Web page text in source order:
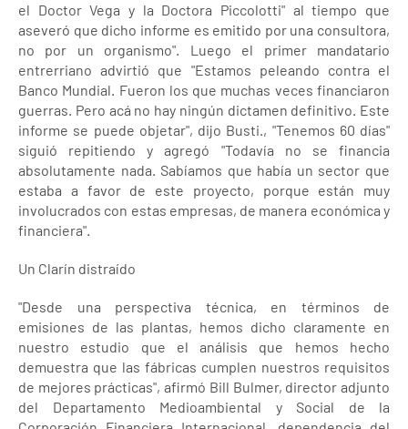
el Doctor Vega y la Doctora Piccolotti" al tiempo que
aseveró que dicho informe es emitido por una consultora,
no por un organismo". Luego el primer mandatario
entrerriano advirtió que "Estamos peleando contra el
Banco Mundial. Fueron los que muchas veces financiaron
guerras. Pero acá no hay ningún dictamen definitivo. Este
informe se puede objetar", dijo Busti., "Tenemos 60 días"
siguió repitiendo y agregó "Todavía no se financia
absolutamente nada. Sabíamos que había un sector que
estaba a favor de este proyecto, porque están muy
involucrados con estas empresas, de manera económica y
financiera".
Un Clarín distraído
"Desde una perspectiva técnica, en términos de
emisiones de las plantas, hemos dicho claramente en
nuestro estudio que el análisis que hemos hecho
demuestra que las fábricas cumplen nuestros requisitos
de mejores prácticas", afirmó Bill Bulmer, director adjunto
del Departamento Medioambiental y Social de la